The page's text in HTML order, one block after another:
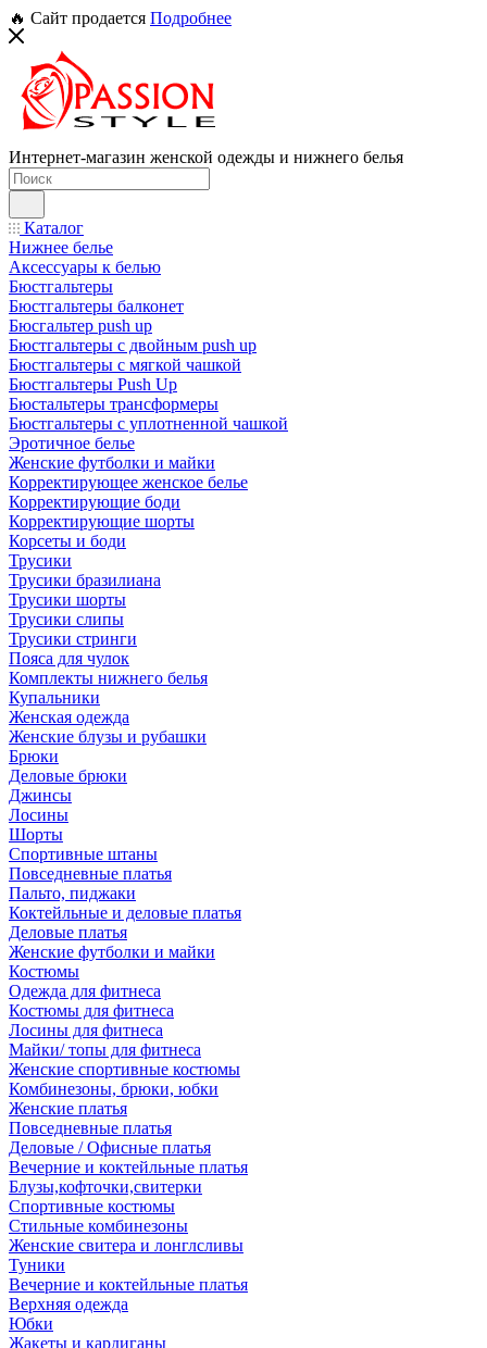
🔥 Сайт продается Подробнее
Интернет-магазин женской одежды и нижнего белья
Каталог
Нижнее белье
Аксессуары к белью
Бюстгальтеры
Бюстгальтеры балконет
Бюсгальтер push up
Бюстгальтеры с двойным push up
Бюстгальтеры с мягкой чашкой
Бюстгальтеры Push Up
Бюстальтеры трансформеры
Бюстгальтеры с уплотненной чашкой
Эротичное белье
Женские футболки и майки
Корректирующее женское белье
Корректирующие боди
Корректирующие шорты
Корсеты и боди
Трусики
Трусики бразилиана
Трусики шорты
Трусики слипы
Трусики стринги
Пояса для чулок
Комплекты нижнего белья
Купальники
Женская одежда
Женские блузы и рубашки
Брюки
Деловые брюки
Джинсы
Лосины
Шорты
Спортивные штаны
Повседневные платья
Пальто, пиджаки
Коктейльные и деловые платья
Деловые платья
Женские футболки и майки
Костюмы
Одежда для фитнеса
Костюмы для фитнеса
Лосины для фитнеса
Майки/ топы для фитнеса
Женские спортивные костюмы
Комбинезоны, брюки, юбки
Женские платья
Повседневные платья
Деловые / Офисные платья
Вечерние и коктейльные платья
Блузы,кофточки,свитерки
Спортивные костюмы
Стильные комбинезоны
Женские свитера и лонглсливы
Туники
Вечерние и коктейльные платья
Верхняя одежда
Юбки
Жакеты и кардиганы